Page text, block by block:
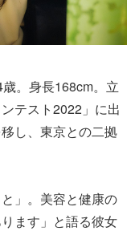
。身長168cm。立
テスト2022」に出
し、東京との二拠
」。美容と健康の
ます」と語る彼女